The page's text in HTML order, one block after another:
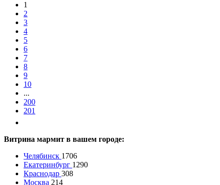
1
2
3
4
5
6
7
8
9
10
...
200
201
Витрина мармит в вашем городе:
Челябинск 1706
Екатеринбург 1290
Краснодар 308
Москва 214